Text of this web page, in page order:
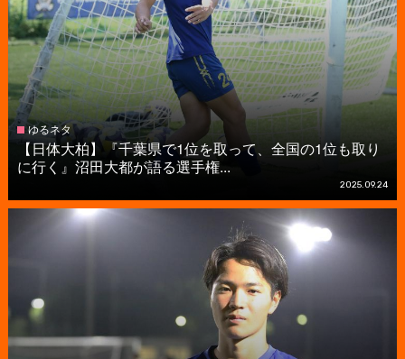
ゆるネタ
【日体大柏】『千葉県で1位を取って、全国の1位も取り
に行く』沼田大都が語る選手権...
2025.09.24